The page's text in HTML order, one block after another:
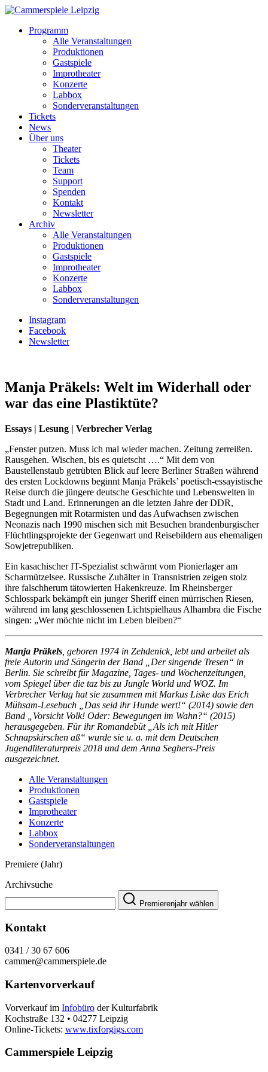
Programm
Alle Veranstaltungen
Produktionen
Gastspiele
Improtheater
Konzerte
Labbox
Sonderveranstaltungen
Tickets
News
Über uns
Theater
Tickets
Team
Support
Spenden
Kontakt
Newsletter
Archiv
Alle Veranstaltungen
Produktionen
Gastspiele
Improtheater
Konzerte
Labbox
Sonderveranstaltungen
Instagram
Facebook
Newsletter
Manja Präkels: Welt im Widerhall oder
war das eine Plastiktüte?
Essays | Lesung | Verbrecher Verlag
„Fenster putzen. Muss ich mal wieder machen. Zeitung zerreißen.
Rausgehen. Wischen, bis es quietscht ….“ Mit dem von
Baustellenstaub getrübten Blick auf leere Berliner Straßen während
des ersten Lockdowns beginnt Manja Präkels’ poetisch-essayistische
Reise durch die jüngere deutsche Geschichte und Lebenswelten in
Stadt und Land. Erinnerungen an die letzten Jahre der DDR,
Begegnungen mit Rotarmisten und das Aufwachsen zwischen
Neonazis nach 1990 mischen sich mit Besuchen brandenburgischer
Flüchtlingsprojekte der Gegenwart und Reisebildern aus ehemaligen
Sowjetrepubliken.
Ein kasachischer IT-Spezialist schwärmt vom Pionierlager am
Scharmützelsee. Russische Zuhälter in Transnistrien zeigen stolz
ihre falschherum tätowierten Hakenkreuze. Im Rheinsberger
Schlosspark bekämpft ein junger Sheriff einen mürrischen Riesen,
während im lang geschlossenen Lichtspielhaus Alhambra die Fische
singen: „Wer möchte nicht im Leben bleiben?“
Manja Präkels , geboren 1974 in Zehdenick, lebt und arbeitet als
freie Autorin und Sängerin der Band „Der singende Tresen“ in
Berlin. Sie schreibt für Magazine, Tages- und Wochenzeitungen,
vom Spiegel über die taz bis zu Jungle World und WOZ. Im
Verbrecher Verlag hat sie zusammen mit Markus Liske das Erich
Mühsam-Lesebuch „Das seid ihr Hunde wert!“ (2014) sowie den
Band „Vorsicht Volk! Oder: Bewegungen im Wahn?“ (2015)
herausgegeben. Für ihr Romandebüt „Als ich mit Hitler
Schnapskirschen aß“ wurde sie u. a. mit dem Deutschen
Jugendliteraturpreis 2018 und dem Anna Seghers-Preis
ausgezeichnet.
Alle Veranstaltungen
Produktionen
Gastspiele
Improtheater
Konzerte
Labbox
Sonderveranstaltungen
Premiere (Jahr)
Archivsuche
Premierenjahr wählen
Kontakt
0341 / 30 67 606
cammer@cammerspiele.de
Kartenvorverkauf
Vorverkauf im Infobüro der Kulturfabrik
Kochstraße 132 • 04277 Leipzig
Online-Tickets: www.tixforgigs.com
Cammerspiele Leipzig